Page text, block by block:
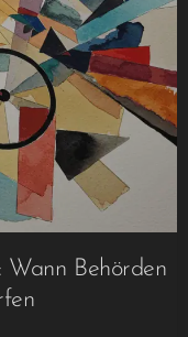
Behörden